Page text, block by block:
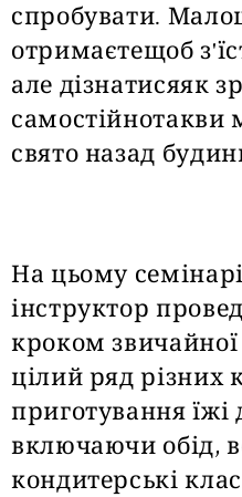
спробувати.
отримаєтещоб
але дізнатисяяк
самостійнотакви
свято назад
На цьому
інструктор
кроком звичайної
цілий ряд різних
приготування їжі
включаючи обід,
кондитерські